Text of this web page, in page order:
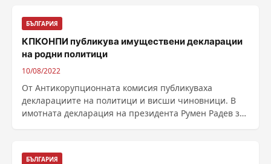
БЪЛГАРИЯ
КПКОНПИ публикува имуществени декларации
на родни политици
10/08/2022
От Антикорупционната комисия публикуваха
декларациите на политици и висши чиновници. В
имотната декларация на президента Румен Радев за
БЪЛГАРИЯ